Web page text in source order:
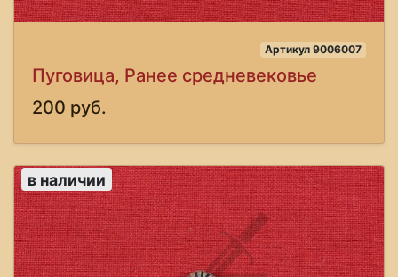
Артикул 9006007
Пуговица, Ранее средневековье
200 руб.
в наличии